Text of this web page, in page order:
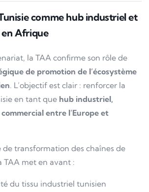
comme hub industriel et
Afrique
la TAA confirme son rôle de
de promotion de l’écosystème
. L’objectif est clair : renforcer la
en tant que hub industriel,
entre l’Europe et
de transformation des chaînes de
TAA met en avant :
du tissu industriel tunisien